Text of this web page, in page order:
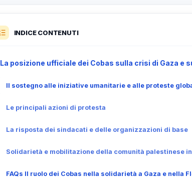
INDICE CONTENUTI
La posizione ufficiale dei Cobas sulla crisi di Gaza e
Il sostegno alle iniziative umanitarie e alle proteste
Le principali azioni di protesta
La risposta dei sindacati e delle organizzazioni di base
Solidarietà e mobilitazione della comunità palestinese
FAQs Il ruolo dei Cobas nella solidarietà a Gaza e nella